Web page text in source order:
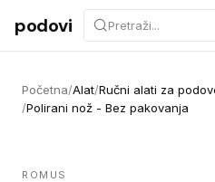
Preskoči na sadržaj
podovi
Početna/Alat/Ručni alati za
/Polirani nož - Bez pakovanja
ROMUS